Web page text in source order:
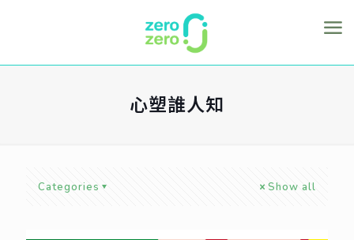
心塑誰人知
Categories Show all